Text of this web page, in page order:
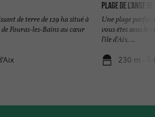
de terre de 129 ha situé à
Fouras-les-Bains au cœur
Plage de l'anse
Une plage
vous êtes sous le
l'île d'Aix, ...
230 m -